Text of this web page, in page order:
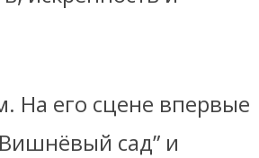
На его сцене впервые
сад” и